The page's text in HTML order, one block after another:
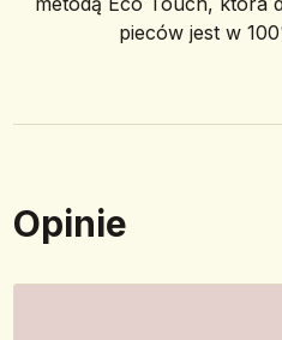
pieców jest w
Opinie